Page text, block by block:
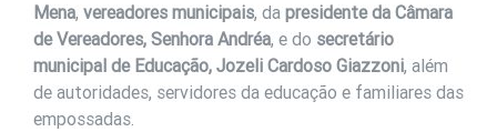
Mena, vereadores municipais, da presidente da Câmara
de Vereadores, Senhora Andréa, e do secretário
municipal de Educação, Jozeli Cardoso Giazzoni, além
de autoridades, servidores da educação e familiares das
empossadas.